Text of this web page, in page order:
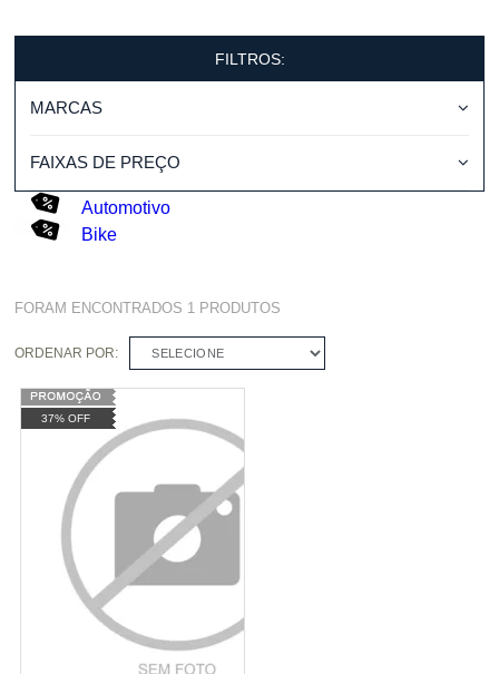
FILTROS:
MARCAS
FAIXAS DE PREÇO
Automotivo
Bike
FORAM ENCONTRADOS 1 PRODUTOS
ORDENAR POR: SELECIONE
37% OFF